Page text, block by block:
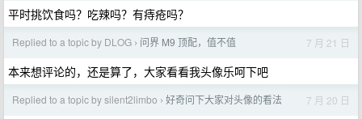
平时挑饮食吗？吃辣吗？有痔疮吗？
Replied to a topic by DLOG › 问界 M9 顶配，值不值 7 月 21 日
本来想评论的，还是算了，大家看看我头像乐呵下吧
Replied to a topic by silent2limbo › 好奇问下大家对头像的看法 7 月 20 日